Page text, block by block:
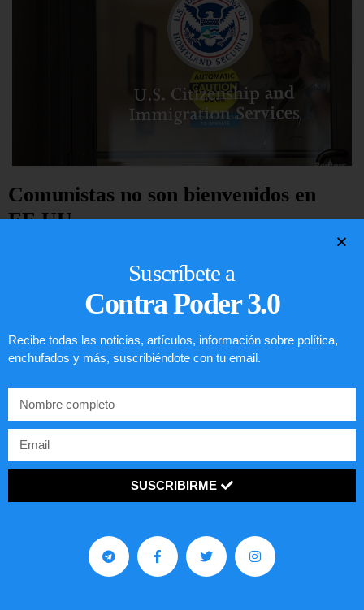
Comunistas no son bienvenidos en
EE.UU.
Preguntas frecuentes sobre la visa
EE.UU. 2020
Suscríbete a
Contra Poder 3.0
Recibe todas las noticias, artículos, información sobre política,
enchufados y más, suscribiéndote con tu email.
SUSCRIBIRME